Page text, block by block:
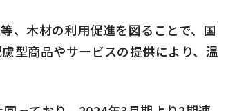
、木材の利用促進を図ることで、国
型商品やサービスの提供により、温